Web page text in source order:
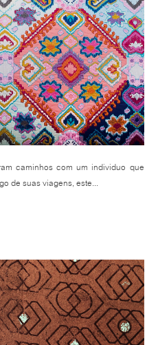
caminhos com um individuo que
de suas viagens, este...